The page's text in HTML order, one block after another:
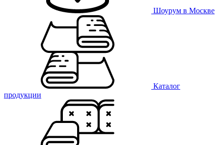
Шоурум в Москве
Каталог
продукции